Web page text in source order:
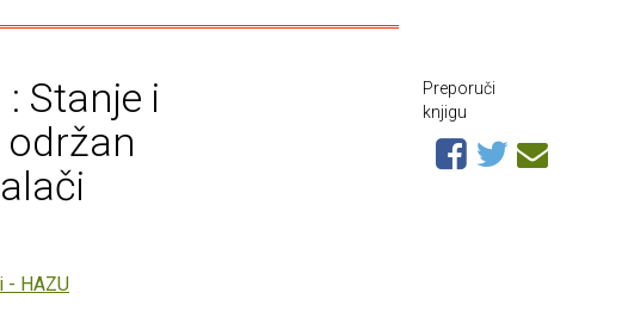
Stanje i
- HAZU
Preporuči
knjigu